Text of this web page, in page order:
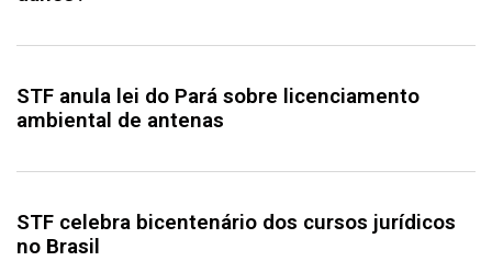
STF anula lei do Pará sobre licenciamento
ambiental de antenas
STF celebra bicentenário dos cursos jurídicos
no Brasil